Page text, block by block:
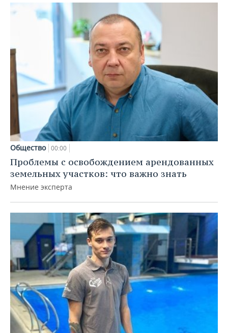
Общество 00:00
Проблемы с освобождением арендованных
земельных участков: что важно знать
Мнение эксперта